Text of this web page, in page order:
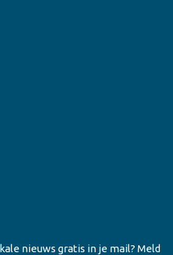
nieuws gratis in je mail? Meld